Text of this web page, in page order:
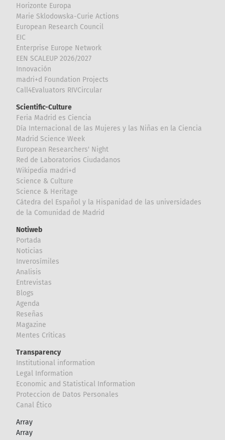
Horizonte Europa
Marie Sklodowska-Curie Actions
European Research Council
EIC
Enterprise Europe Network
EEN SCALEUP 2026/2027
Innovación
madri+d Foundation Projects
Call4Evaluators RIVCircular
Scientific-Culture
Feria Madrid es Ciencia
Día Internacional de las Mujeres y las Niñas en la Ciencia
Madrid Science Week
European Researchers' Night
Red de Laboratorios Ciudadanos
Wikipedia madri+d
Science & Culture
Science & Heritage
Cátedra del Español y la Hispanidad de las universidades
de la Comunidad de Madrid
Notiweb
Portada
Noticias
Inverosímiles
Analisis
Entrevistas
Blogs
Agenda
Reseñas
Magazine
Mentes Críticas
Transparency
Institutional information
Legal Information
Economic and Statistical Information
Proteccion de Datos Personales
Canal Ético
Array
Array